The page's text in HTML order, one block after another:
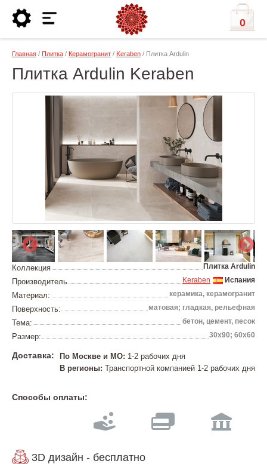
0
Главная / Плитка / Керамогранит / Keraben / Плитка Ardulin
Плитка Ardulin Keraben
Коллекция Плитка Ardulin
Производитель Испания
Keraben
Материал: керамика, керамогранит
Поверхность: матовая; гладкая, рельефная
Тема: бетон, цемент, песок
Размер: 30х90; 60х60
Доставка: По Москве и МО: 1-2 рабочих дня
В регионы: Транспортной компанией 1-2 рабочих дня
Способы оплаты:
3D дизайн - бесплатно